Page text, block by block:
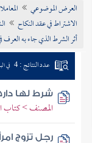
تراجم الأعلام
العرض الموضوعي
الاشتراط في عقد النكاح
أثر الشرط الذي جاء به العرف
عدد النتائج : 4 في
شرط لها
المصنف > كتاب
رجل تزوج